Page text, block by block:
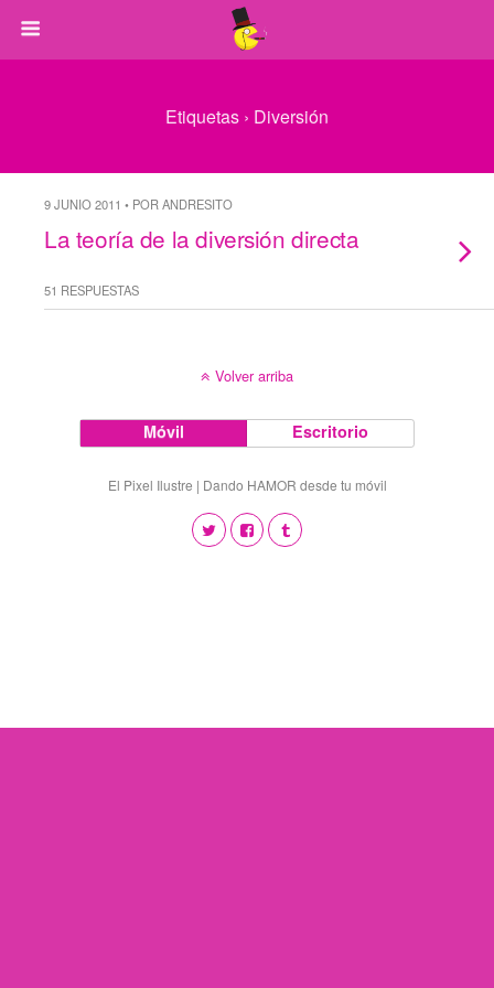
Etiquetas › Diversión
9 JUNIO 2011 • POR ANDRESITO
La teoría de la diversión directa
51 RESPUESTAS
Volver arriba
Móvil Escritorio
El Pixel Ilustre | Dando HAMOR desde tu móvil